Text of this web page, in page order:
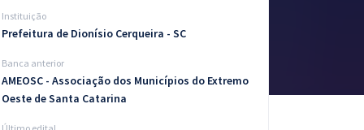
Instituição
Prefeitura de Dionísio Cerqueira - SC
Banca anterior
AMEOSC - Associação dos Municípios do Extremo
Oeste de Santa Catarina